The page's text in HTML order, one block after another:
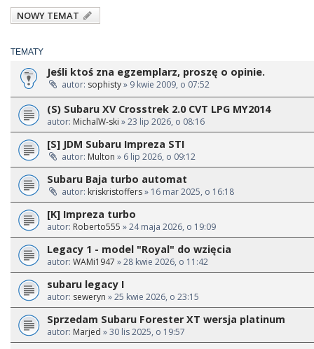
NOWY TEMAT
TEMATY
Jeśli ktoś zna egzemplarz, proszę o opinie.
autor: sophisty» 9 kwie 2009, o 07:52
(S) Subaru XV Crosstrek 2.0 CVT LPG MY2014
autor: MichalW-ski » 23 lip 2026, o 08:16
[S] JDM Subaru Impreza STI
autor: Multon » 6 lip 2026, o 09:12
Subaru Baja turbo automat
autor: kriskristoffers» 16 mar 2025, o 16:18
[K] Impreza turbo
autor: Roberto555 » 24 maja 2026, o 19:09
Legacy 1 - model "Royal" do wzięcia
autor: WAMi1947 » 28 kwie 2026, o 11:42
subaru legacy I
autor: seweryn » 25 kwie 2026, o 23:15
Sprzedam Subaru Forester XT wersja platinum
autor: Marjed » 30 lis 2025, o 19:57